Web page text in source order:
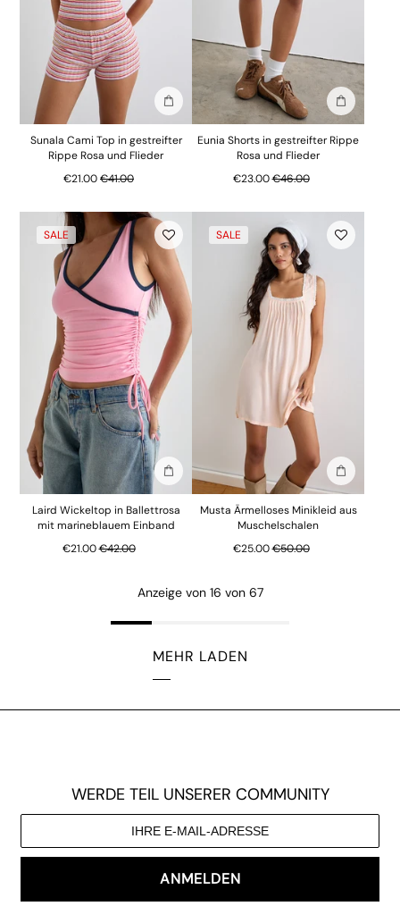
In die Tasche stecken
Sunala Cami Top in gestreifter
Rippe Rosa und Flieder
€21.00Regulärer Preis
€41.00
In die
Eunia Shorts in gestreifter Rippe
Rosa und Flieder
€23.00Regulärer Preis
€46.00
SALE
In die Tasche stecken
Laird Wickeltop in Ballettrosa
mit marineblauem Einband
€21.00Regulärer Preis
€42.00
SALE
In die
Musta Ärmelloses Minikleid aus
Muschelschalen
€25.00Regulärer Preis
€50.00
Anzeige von 16 von 67
MEHR LADEN
WERDE TEIL UNSERER COMMUNITY
ANMELDEN